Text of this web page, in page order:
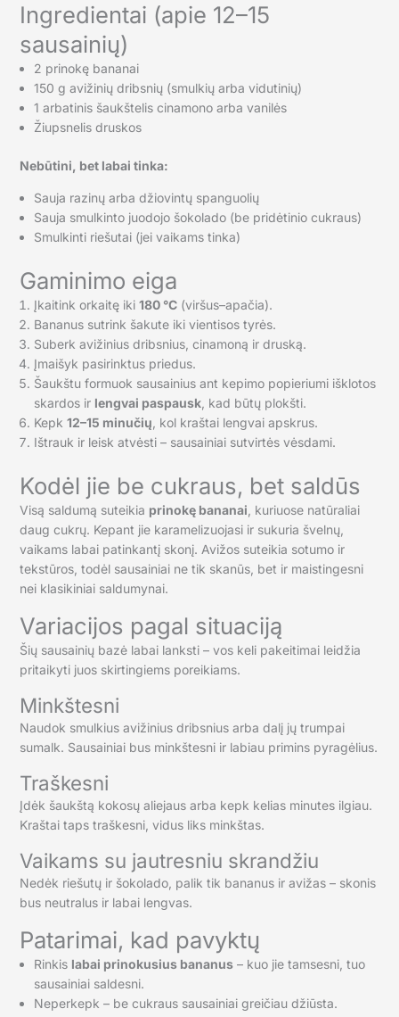
Ingredientai (apie 12–15
sausainių)
2 prinokę bananai
150 g avižinių dribsnių (smulkių arba vidutinių)
1 arbatinis šaukštelis cinamono arba vanilės
Žiupsnelis druskos
Nebūtini, bet labai tinka:
Sauja razinų arba džiovintų spanguolių
Sauja smulkinto juodojo šokolado (be pridėtinio cukraus)
Smulkinti riešutai (jei vaikams tinka)
Gaminimo eiga
Įkaitink orkaitę iki 180 °C(viršus–apačia).
Bananus sutrink šakute iki vientisos tyrės.
Suberk avižinius dribsnius, cinamoną ir druską.
Įmaišyk pasirinktus priedus.
Šaukštu formuok sausainius ant kepimo popieriumi išklotos
skardos ir lengvai paspausk, kad būtų plokšti.
Kepk 12–15 minučių, kol kraštai lengvai apskrus.
Ištrauk ir leisk atvėsti – sausainiai sutvirtės vėsdami.
Kodėl jie be cukraus, bet saldūs
Visą saldumą suteikia prinokę bananai, kuriuose natūraliai
daug cukrų. Kepant jie karamelizuojasi ir sukuria švelnų,
vaikams labai patinkantį skonį. Avižos suteikia sotumo ir
tekstūros, todėl sausainiai ne tik skanūs, bet ir maistingesni
nei klasikiniai saldumynai.
Variacijos pagal situaciją
Šių sausainių bazė labai lanksti – vos keli pakeitimai leidžia
pritaikyti juos skirtingiems poreikiams.
Minkštesni
Naudok smulkius avižinius dribsnius arba dalį jų trumpai
sumalk. Sausainiai bus minkštesni ir labiau primins pyragėlius.
Traškesni
Įdėk šaukštą kokosų aliejaus arba kepk kelias minutes ilgiau.
Kraštai taps traškesni, vidus liks minkštas.
Vaikams su jautresniu skrandžiu
Nedėk riešutų ir šokolado, palik tik bananus ir avižas – skonis
bus neutralus ir labai lengvas.
Patarimai, kad pavyktų
Rinkis labai prinokusius bananus– kuo jie tamsesni, tuo
sausainiai saldesni.
Neperkepk – be cukraus sausainiai greičiau džiūsta.